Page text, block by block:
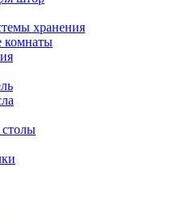
хранения
комнаты